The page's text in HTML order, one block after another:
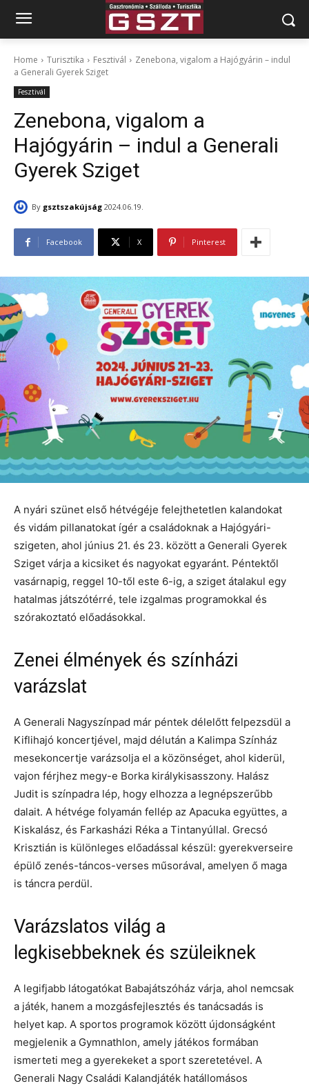
Home Turisztika Fesztivál
Zenebona, vigalom a Hajógyárin – indul
a Generali Gyerek Sziget
Fesztivál
Zenebona, vigalom a
Hajógyárin – indul a Generali
Gyerek Sziget
By gsztszakújság 2024.06.19.
Facebook X Pinterest
A nyári szünet első hétvégéje felejthetetlen kalandokat
és vidám pillanatokat ígér a családoknak a Hajógyári-
szigeten, ahol június 21. és 23. között a Generali Gyerek
Sziget várja a kicsiket és nagyokat egyaránt. Péntektől
vasárnapig, reggel 10-től este 6-ig, a sziget átalakul egy
hatalmas játszótérré, tele izgalmas programokkal és
szórakoztató előadásokkal.
Zenei élmények és színházi
varázslat
A Generali Nagyszínpad már péntek délelőtt felpezsdül a
Kiflihajó koncertjével, majd délután a Kalimpa Színház
mesekoncertje varázsolja el a közönséget, ahol kiderül,
vajon férjhez megy-e Borka királykisasszony. Halász
Judit is színpadra lép, hogy elhozza a legnépszerűbb
dalait. A hétvége folyamán fellép az Apacuka együttes, a
Kiskalász, és Farkasházi Réka a Tintanyúllal. Grecsó
Krisztián is különleges előadással készül: gyerekverseire
épülő zenés-táncos-verses műsorával, amelyen ő maga
is táncra perdül.
Varázslatos világ a
legkisebbeknek és szüleiknek
A legifjabb látogatókat Babajátszóház várja, ahol nemcsak
a játék, hanem a mozgásfejlesztés és tanácsadás is
helyet kap. A sportos programok között újdonságként
megjelenik a Gymnathlon, amely játékos formában
ismerteti meg a gyerekeket a sport szeretetével. A
Generali Nagy Családi Kalandjáték hatállomásos